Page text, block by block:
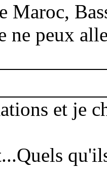
Maroc,
ne peux
et je